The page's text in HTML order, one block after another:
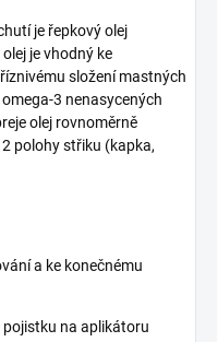
je řepkový olej
je vhodný ke
složení mastných
3 nenasycených
olej rovnoměrně
polohy střiku (kapka,
a ke konečnému
na aplikátoru